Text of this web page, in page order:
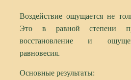
Воздействие ощущается не
Это в равной степени
восстановление и
равновесия.
Основные результаты: